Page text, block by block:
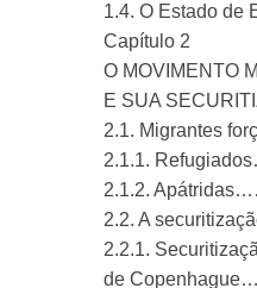
1.4. O Estado
Capítulo 2
O MOVIMENTO
E SUA
2.1.
2.1.1.
2.1.2.
2.2. A
2.2.1.
de